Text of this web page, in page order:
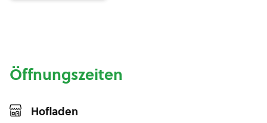
Öffnungszeiten
Hofladen